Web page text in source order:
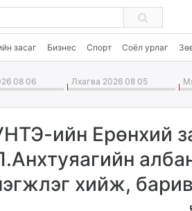
засаг Бизнес Спорт Соёл урлаг
08 06 Лхагва 2026 08 05
ийн Ерөнхий
хийж,